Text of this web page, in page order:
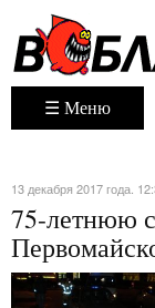
☰ Меню
13 декабря 2017 года.
75-летнюю